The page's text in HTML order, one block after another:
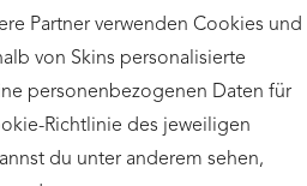
Partner verwenden Cookies und
von Skins personalisierte
personenbezogenen Daten für
Richtlinie des jeweiligen
du unter anderem sehen,